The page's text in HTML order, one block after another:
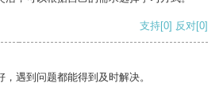
支持[0] 反对[0]
遇到问题都能得到及时解决。